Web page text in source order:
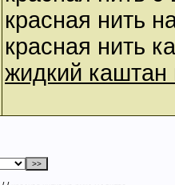
красная нить
красная нить
жидкий каштан